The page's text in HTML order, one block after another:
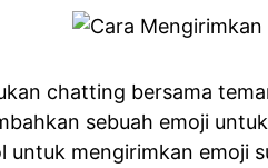
chatting bersama
sebuah emoji
untuk mengirimkan emoji